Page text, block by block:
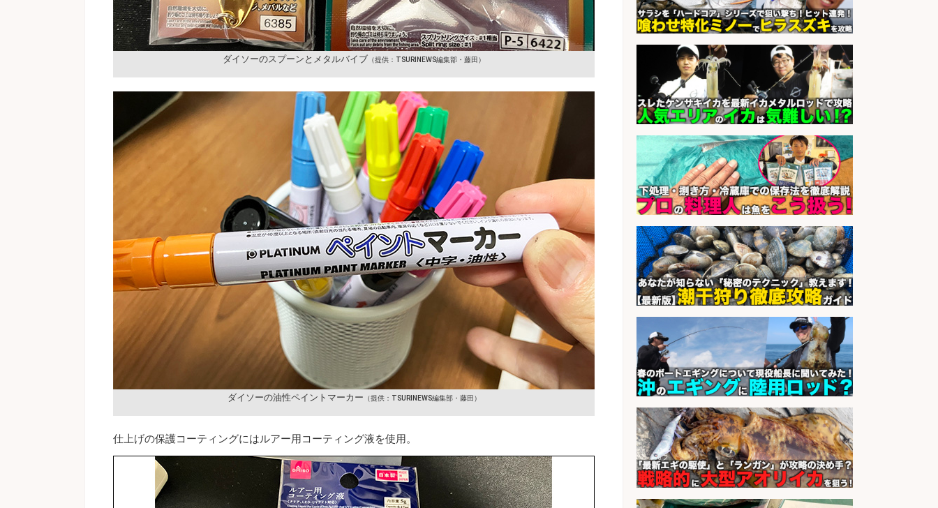
ダイソーのスプーンとメタルバイブ （提供：TSURINEWS編集部・藤田）
ダイソーの油性ペイントマーカー （提供：TSURINEWS編集部・藤田）
仕上げの保護コーティングにはルアー用コーティング液を使用。